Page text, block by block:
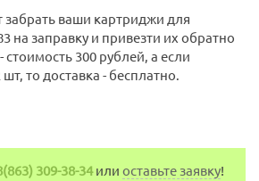
ваши картриджи для
на заправку и привезти их обратно
300 рублей, а если
то доставка - бесплатно.
309-38-34или оставьте заявку!